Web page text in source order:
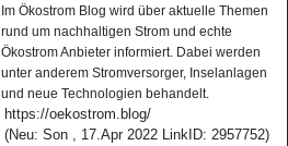
Im Ökostrom Blog wird über aktuelle Themen
rund um nachhaltigen Strom und echte
Ökostrom Anbieter informiert. Dabei werden
unter anderem Stromversorger, Inselanlagen
und neue Technologien behandelt.
https://oekostrom.blog/
(Neu: Son , 17.Apr 2022 LinkID: 2957752)